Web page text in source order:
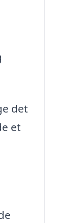
det
et